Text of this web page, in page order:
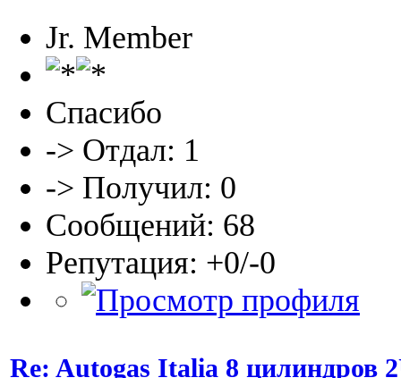
Jr. Member
Спасибо
-> Отдал: 1
-> Получил: 0
Сообщений: 68
Репутация: +0/-0
Re: Autogas Italia 8 цилиндров